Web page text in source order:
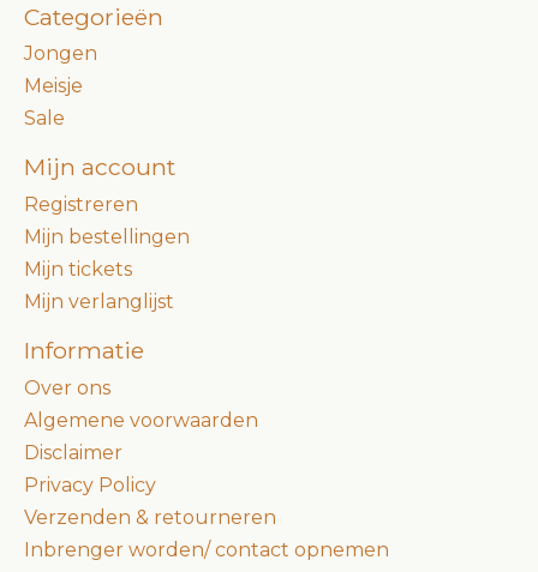
Categorieën
Jongen
Meisje
Sale
Mijn account
Registreren
Mijn bestellingen
Mijn tickets
Mijn verlanglijst
Informatie
Over ons
Algemene voorwaarden
Disclaimer
Privacy Policy
Verzenden & retourneren
Inbrenger worden/ contact opnemen